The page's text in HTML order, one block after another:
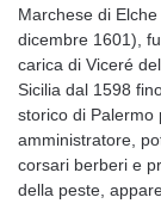
Marchese di
dicembre 1601),
carica di Viceré
Sicilia dal 1598
storico di Palermo
amministratore,
corsari berberi e
della peste,